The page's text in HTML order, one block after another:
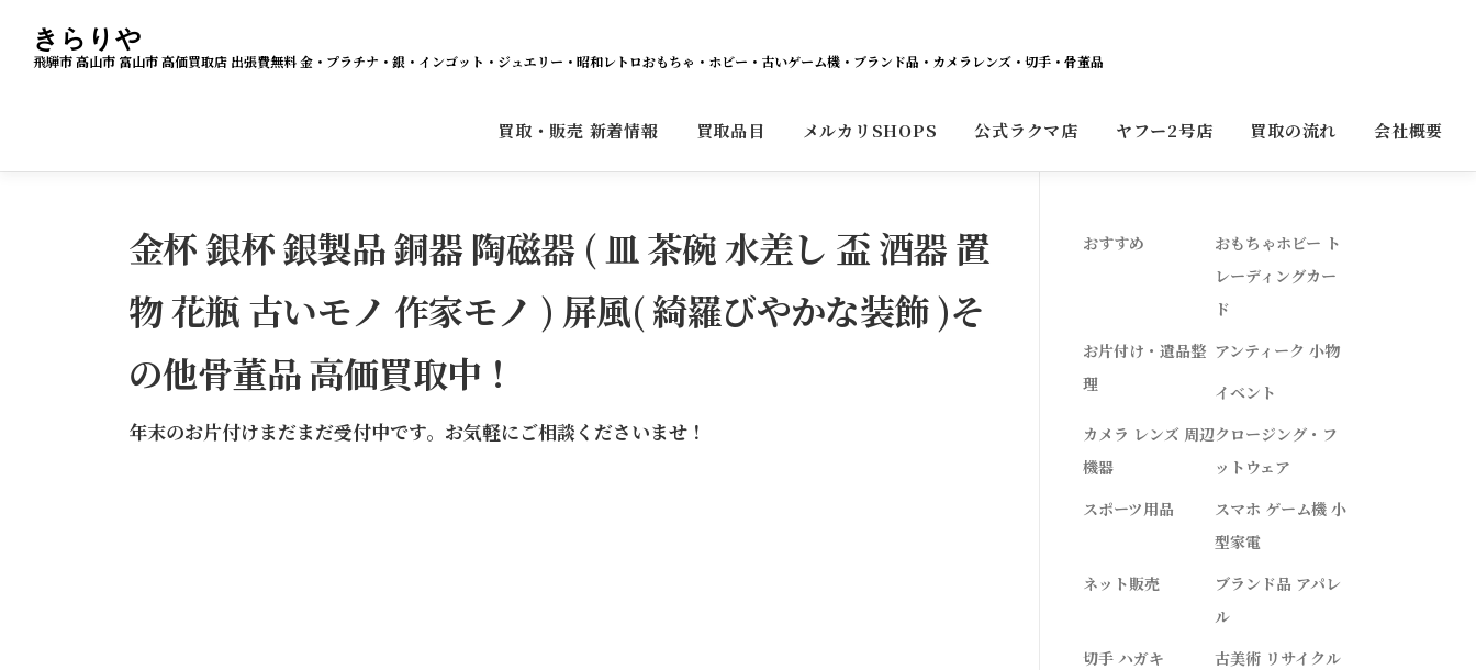
へ
きらりや
飛騨市 高山市 富山市 高価買取店 出張費無料 金・プラチナ・銀・インゴット・ジュエリー・昭和レトロおもちゃ・ホビー・古いゲーム機・ブランド品・カメラレンズ・切手・骨董品
買取・販売 新着情報 買取品目 メルカリSHOPS 公式ラクマ店 ヤフー2号店 買取の流れ 会社概要
金杯 銀杯 銀製品 銅器 陶磁器 ( 皿 茶碗 水差し 盃 酒器 置
物 花瓶 古いモノ 作家モノ ) 屏風( 綺羅びやかな装飾 )そ
の他骨董品 高価買取中！
年末のお片付けまだまだ受付中です。お気軽にご相談くださいませ！
おすすめ
おもちゃホビー ト
レーディングカー
ド
お片付け・遺品整
理
アンティーク 小物
イベント
カメラ レンズ 周辺
機器
クロージング・フ
ットウェア
スポーツ用品
スマホ ゲーム機 小
型家電
ネット販売
ブランド品 アパレ
ル
切手 ハガキ
古美術 リサイクル